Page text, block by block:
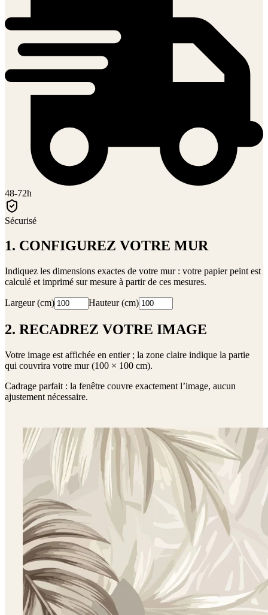
48-72h
Sécurisé
1. CONFIGUREZ VOTRE MUR
Indiquez les dimensions exactes de votre mur : votre papier peint est
calculé et imprimé sur mesure à partir de ces mesures.
Largeur (cm) Hauteur (cm)
2. RECADREZ VOTRE IMAGE
Votre image est affichée en entier ; la zone claire indique la partie
qui couvrira votre mur (100 × 100 cm).
Cadrage parfait : la fenêtre couvre exactement l’image, aucun
ajustement nécessaire.